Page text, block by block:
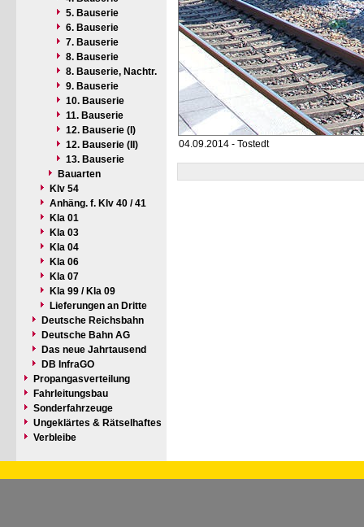
5. Bauserie
6. Bauserie
7. Bauserie
8. Bauserie
8. Bauserie, Nachtr.
9. Bauserie
10. Bauserie
11. Bauserie
12. Bauserie (I)
12. Bauserie (II)
13. Bauserie
Bauarten
Klv 54
Anhäng. f. Klv 40 / 41
Kla 01
Kla 03
Kla 04
Kla 06
Kla 07
Kla 99 / Kla 09
Lieferungen an Dritte
Deutsche Reichsbahn
Deutsche Bahn AG
Das neue Jahrtausend
DB InfraGO
Propangasverteilung
Fahrleitungsbau
Sonderfahrzeuge
Ungeklärtes & Rätselhaftes
Verbleibe
04.09.2014 - Tostedt